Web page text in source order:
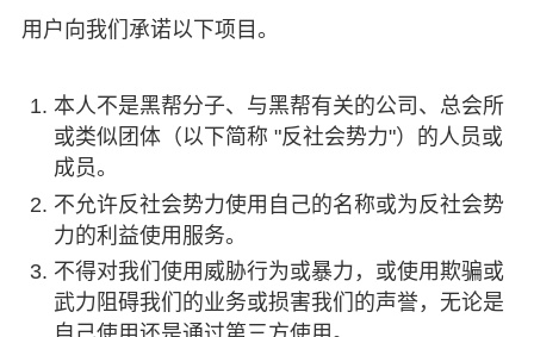
用户向我们承诺以下项目。
本人不是黑帮分子、与黑帮有关的公司、总会所
或类似团体（以下简称 "反社会势力"）的人员或
成员。
不允许反社会势力使用自己的名称或为反社会势
力的利益使用服务。
不得对我们使用威胁行为或暴力，或使用欺骗或
武力阻碍我们的业务或损害我们的声誉，无论是